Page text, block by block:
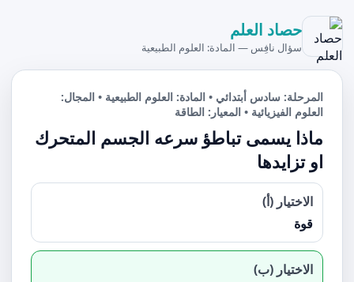
حصاد العلم
سؤال نافِس — المادة: العلوم الطبيعية
المرحلة: سادس أبتدائي • المادة: العلوم الطبيعية • المجال:
العلوم الفيزيائية • المعيار: الطاقة
ماذا يسمى تباطؤ سرعه الجسم المتحرك
او تزايدها
الاختيار (أ)
قوة
الاختيار (ب)